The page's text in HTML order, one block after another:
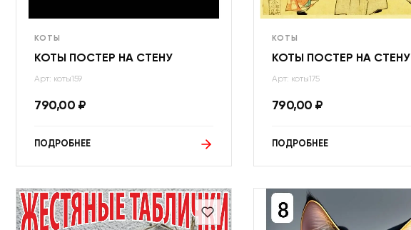
КОТЫ
КОТЫ ПОСТЕР НА СТЕНУ
Арт: коты159
790,00 ₽
ПОДРОБНЕЕ
КОТЫ
КОТЫ ПОСТЕР НА СТЕНУ
Арт: коты175
790,00 ₽
ПОДРОБНЕЕ